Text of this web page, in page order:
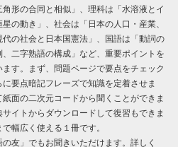
形の合同と相似」、理科は「水溶液とイ
の動き」、社会は「日本の人口・産業、
の社会と日本国憲法」、国語は「動詞の
二字熟語の構成」など、重要ポイントを
す。まず、問題ページで要点をチェック
要点暗記フレーズで知識を定着させま
面の二次元コードから聞くことができま
イトからダウンロードして復習もできま
幅広く使える１冊です。
友」でもお聞きいただけます。詳しく